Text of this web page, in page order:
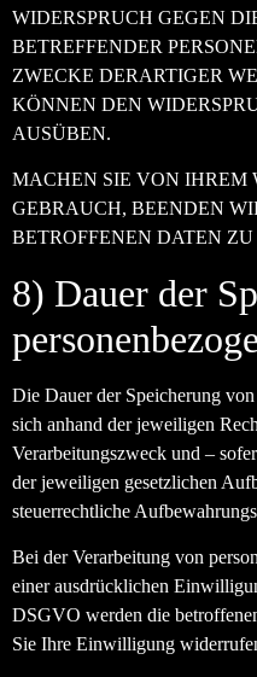
WIDERSPRUCH GEGEN
BETREFFENDER
ZWECKE DERARTIGER
KÖNNEN DEN
AUSÜBEN.
MACHEN SIE VON IHREM
GEBRAUCH, BEENDEN
BETROFFENEN DATEN
8) Dauer der
Die Dauer der Speicherung
sich anhand der jeweiligen
Verarbeitungszweck und –
der jeweiligen gesetzlichen
steuerrechtliche
Bei der Verarbeitung von
einer ausdrücklichen
DSGVO werden die
Sie Ihre Einwilligung